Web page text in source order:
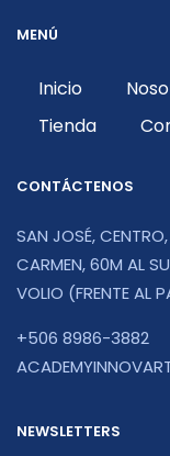
MENÚ
Inicio
Tienda
CONTÁCTENOS
SAN JOSÉ,
CARMEN, 60M AL
VOLIO (FRENTE AL
+506 8986-3882
NEWSLETTERS